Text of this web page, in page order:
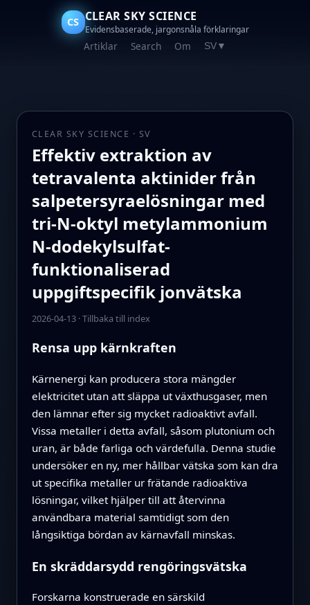
CS CLEAR SKY SCIENCE
Evidensbaserade, jargonsnåla förklaringar
Artiklar Search Om SV ▼
CLEAR SKY SCIENCE · SV
Effektiv extraktion av
tetravalenta aktinider från
salpetersyraelösningar med
tri-N-oktyl metylammonium
N-dodekylsulfat-
funktionaliserad
uppgiftspecifik jonvätska
2026-04-13·Tillbaka till index
Rensa upp kärnkraften
Kärnenergi kan producera stora mängder
elektricitet utan att släppa ut växthusgaser, men
den lämnar efter sig mycket radioaktivt avfall.
Vissa metaller i detta avfall, såsom plutonium och
uran, är både farliga och värdefulla. Denna studie
undersöker en ny, mer hållbar vätska som kan dra
ut specifika metaller ur frätande radioaktiva
lösningar, vilket hjälper till att återvinna
användbara material samtidigt som den
långsiktiga bördan av kärnavfall minskas.
En skräddarsydd rengöringsvätska
Forskarna konstruerade en särskild